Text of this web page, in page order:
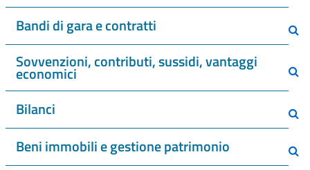
Bandi di gara e contratti
Sovvenzioni, contributi, sussidi, vantaggi
economici
Bilanci
Beni immobili e gestione patrimonio